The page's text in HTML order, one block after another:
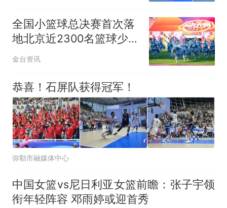
全国小篮球总决赛首次落
地北京近2300名篮球少年
延庆逐梦
金台资讯
恭喜！石屏队获得冠军！
弥勒市融媒体中心
中国女篮vs尼日利亚女篮前瞻：张子宇领
衔年轻阵容 邓雨婷或迎首秀